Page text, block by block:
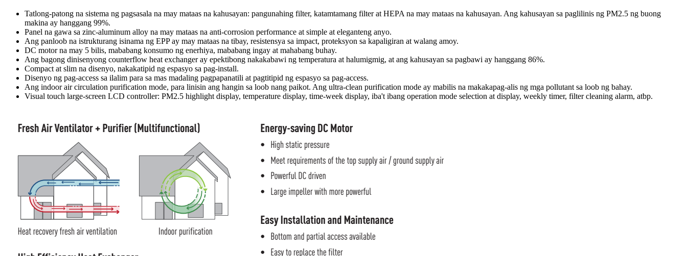
Tatlong-patong na sistema ng pagsasala na may mataas na kahusayan: pangunahing filter, katamtamang filter at HEPA na may mataas na kahusayan. Ang kahusayan sa paglilinis ng PM2.5 ng buong
makina ay hanggang 99%.
Panel na gawa sa zinc-aluminum alloy na may mataas na anti-corrosion performance at simple at eleganteng anyo.
Ang panloob na istrukturang isinama ng EPP ay may mataas na tibay, resistensya sa impact, proteksyon sa kapaligiran at walang amoy.
DC motor na may 5 bilis, mababang konsumo ng enerhiya, mababang ingay at mahabang buhay.
Ang bagong dinisenyong counterflow heat exchanger ay epektibong nakakabawi ng temperatura at halumigmig, at ang kahusayan sa pagbawi ay hanggang 86%.
Compact at slim na disenyo, nakakatipid ng espasyo sa pag-install.
Disenyo ng pag-access sa ilalim para sa mas madaling pagpapanatili at pagtitipid ng espasyo sa pag-access.
Ang indoor air circulation purification mode, para linisin ang hangin sa loob nang paikot. Ang ultra-clean purification mode ay mabilis na makakapag-alis ng mga pollutant sa loob ng bahay.
Visual touch large-screen LCD controller: PM2.5 highlight display, temperature display, time-week display, iba't ibang operation mode selection at display, weekly timer, filter cleaning alarm, atbp.